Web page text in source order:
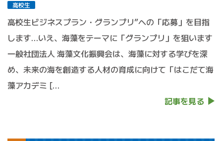
高校生
高校生ビジネスプラン・グランプリ”への「応募」を目指
します…いえ、海藻をテーマに「グランプリ」を狙います
一般社団法人 海藻文化振興会は、海藻に対する学びを深
め、未来の海を創造する人材の育成に向けて「はこだて海
藻アカデミ […
記事を見る